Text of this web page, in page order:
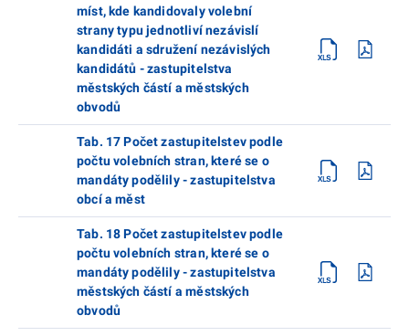
míst, kde kandidovaly volební
strany typu jednotliví nezávislí
kandidáti a sdružení nezávislých
kandidátů - zastupitelstva
městských částí a městských
obvodů
Tab. 17 Počet zastupitelstev podle
počtu volebních stran, které se o
mandáty podělily - zastupitelstva
obcí a měst
Tab. 18 Počet zastupitelstev podle
počtu volebních stran, které se o
mandáty podělily - zastupitelstva
městských částí a městských
obvodů